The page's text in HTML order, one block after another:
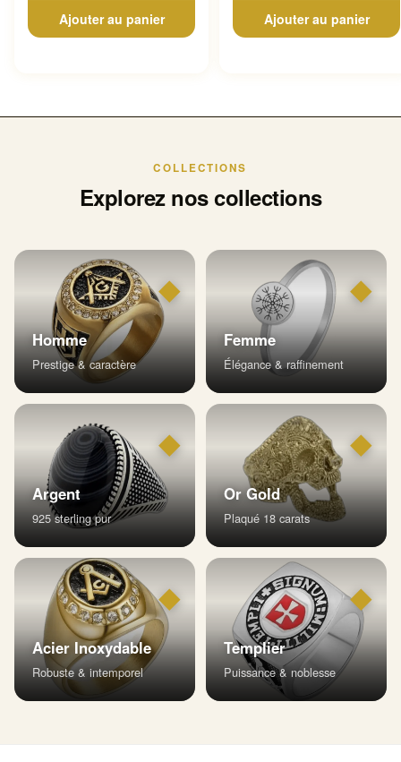
Ajouter au panier Ajouter au panier
COLLECTIONS
Explorez nos collections
◆
Homme
Prestige & caractère
◆
Femme
Élégance & raffinement
◆
Argent
925 sterling pur
◆
Or Gold
Plaqué 18 carats
◆
Acier Inoxydable
Robuste & intemporel
◆
Templier
Puissance & noblesse